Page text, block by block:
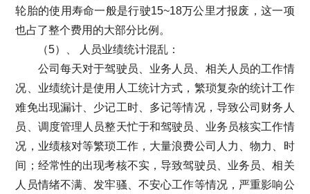
轮胎的使用寿命一般是行驶15~18万公里才报废，这一项
也占了整个费用的大部分比例。
（5）、 人员业绩统计混乱：
公司每天对于驾驶员、业务人员、相关人员的工作情
况、业绩统计是使用人工统计方式，繁琐复杂的统计工作
难免出现漏计、少记工时、多记等情况，导致公司财务人
员、调度管理人员整天忙于和驾驶员、业务员核实工作情
况，业绩核对等繁琐工作，大量浪费公司人力、物力、时
间；经常性的出现考核不实，导致驾驶员、业务员、相关
人员情绪不满、发牢骚、不安心工作等情况，严重影响公